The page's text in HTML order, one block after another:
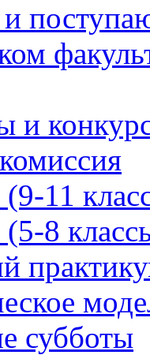
и
11
8
субботы